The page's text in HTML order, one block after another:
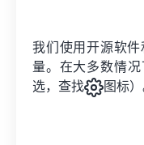
我们使用开源软
量。在大多数情
选，查找
图标）